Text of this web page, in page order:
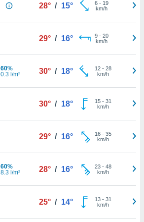
28° / 15° 6- 19
km/h
29° / 16° 9- 20
km/h
60%
0.3 l/m²
30° / 18° 12- 28
km/h
30° / 18° 15- 31
km/h
29° / 16° 16- 35
km/h
60%
8.3 l/m²
28° / 16° 23- 48
km/h
25° / 14° 13- 31
km/h